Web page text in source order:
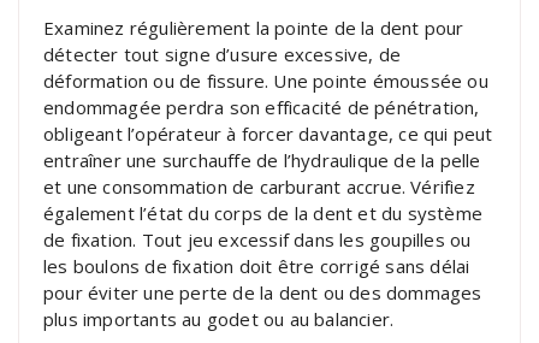
Examinez régulièrement la pointe de la dent pour
détecter tout signe d’usure excessive, de
déformation ou de fissure. Une pointe émoussée ou
endommagée perdra son efficacité de pénétration,
obligeant l’opérateur à forcer davantage, ce qui peut
entraîner une surchauffe de l’hydraulique de la pelle
et une consommation de carburant accrue. Vérifiez
également l’état du corps de la dent et du système
de fixation. Tout jeu excessif dans les goupilles ou
les boulons de fixation doit être corrigé sans délai
pour éviter une perte de la dent ou des dommages
plus importants au godet ou au balancier.